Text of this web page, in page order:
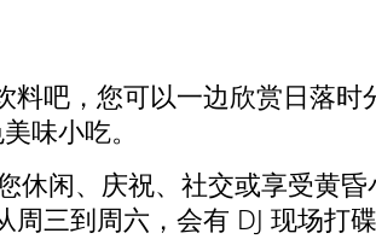
吧，您可以一边欣赏日落时
味小吃。
休闲、庆祝、社交或享受黄昏
三到周六，会有 DJ 现场打